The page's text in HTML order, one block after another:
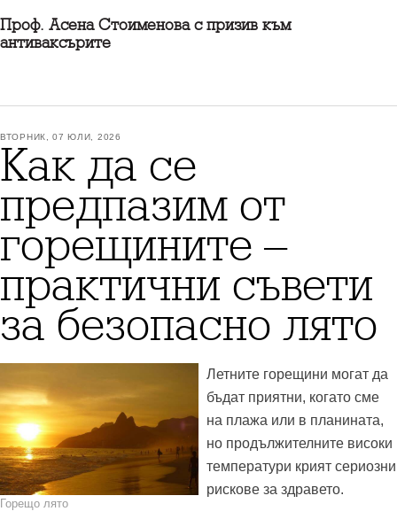
Проф. Асена Стоименова с призив към
антиваксърите
ВТОРНИК, 07 ЮЛИ, 2026
Как да се
предпазим от
горещините –
практични съвети
за безопасно лято
Горещо лято
Летните горещини могат да
бъдат приятни, когато сме
на плажа или в планината,
но продължителните високи
температури крият сериозни
рискове за здравето.